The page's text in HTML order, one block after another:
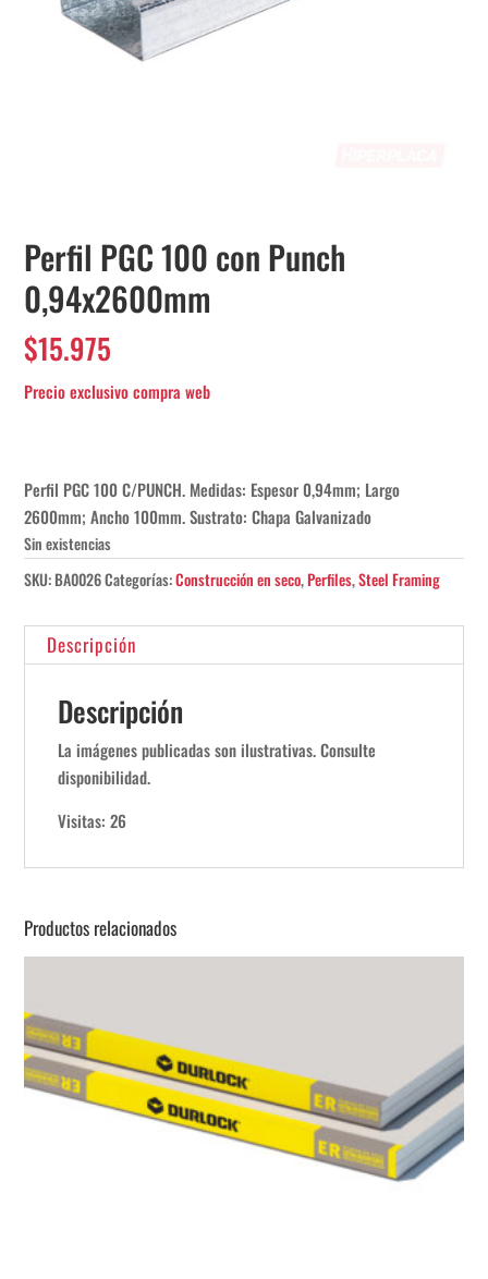
Perfil PGC 100 con Punch
0,94x2600mm
$15.975
Perfil PGC 100 C/PUNCH. Medidas: Espesor 0,94mm; Largo
2600mm; Ancho 100mm. Sustrato: Chapa Galvanizado
Sin existencias
SKU:BA0026Categorías:Construcción en seco,Perfiles,Steel Framing
Descripción
Descripción
La imágenes publicadas son ilustrativas. Consulte
disponibilidad.
Visitas: 26
Productos relacionados